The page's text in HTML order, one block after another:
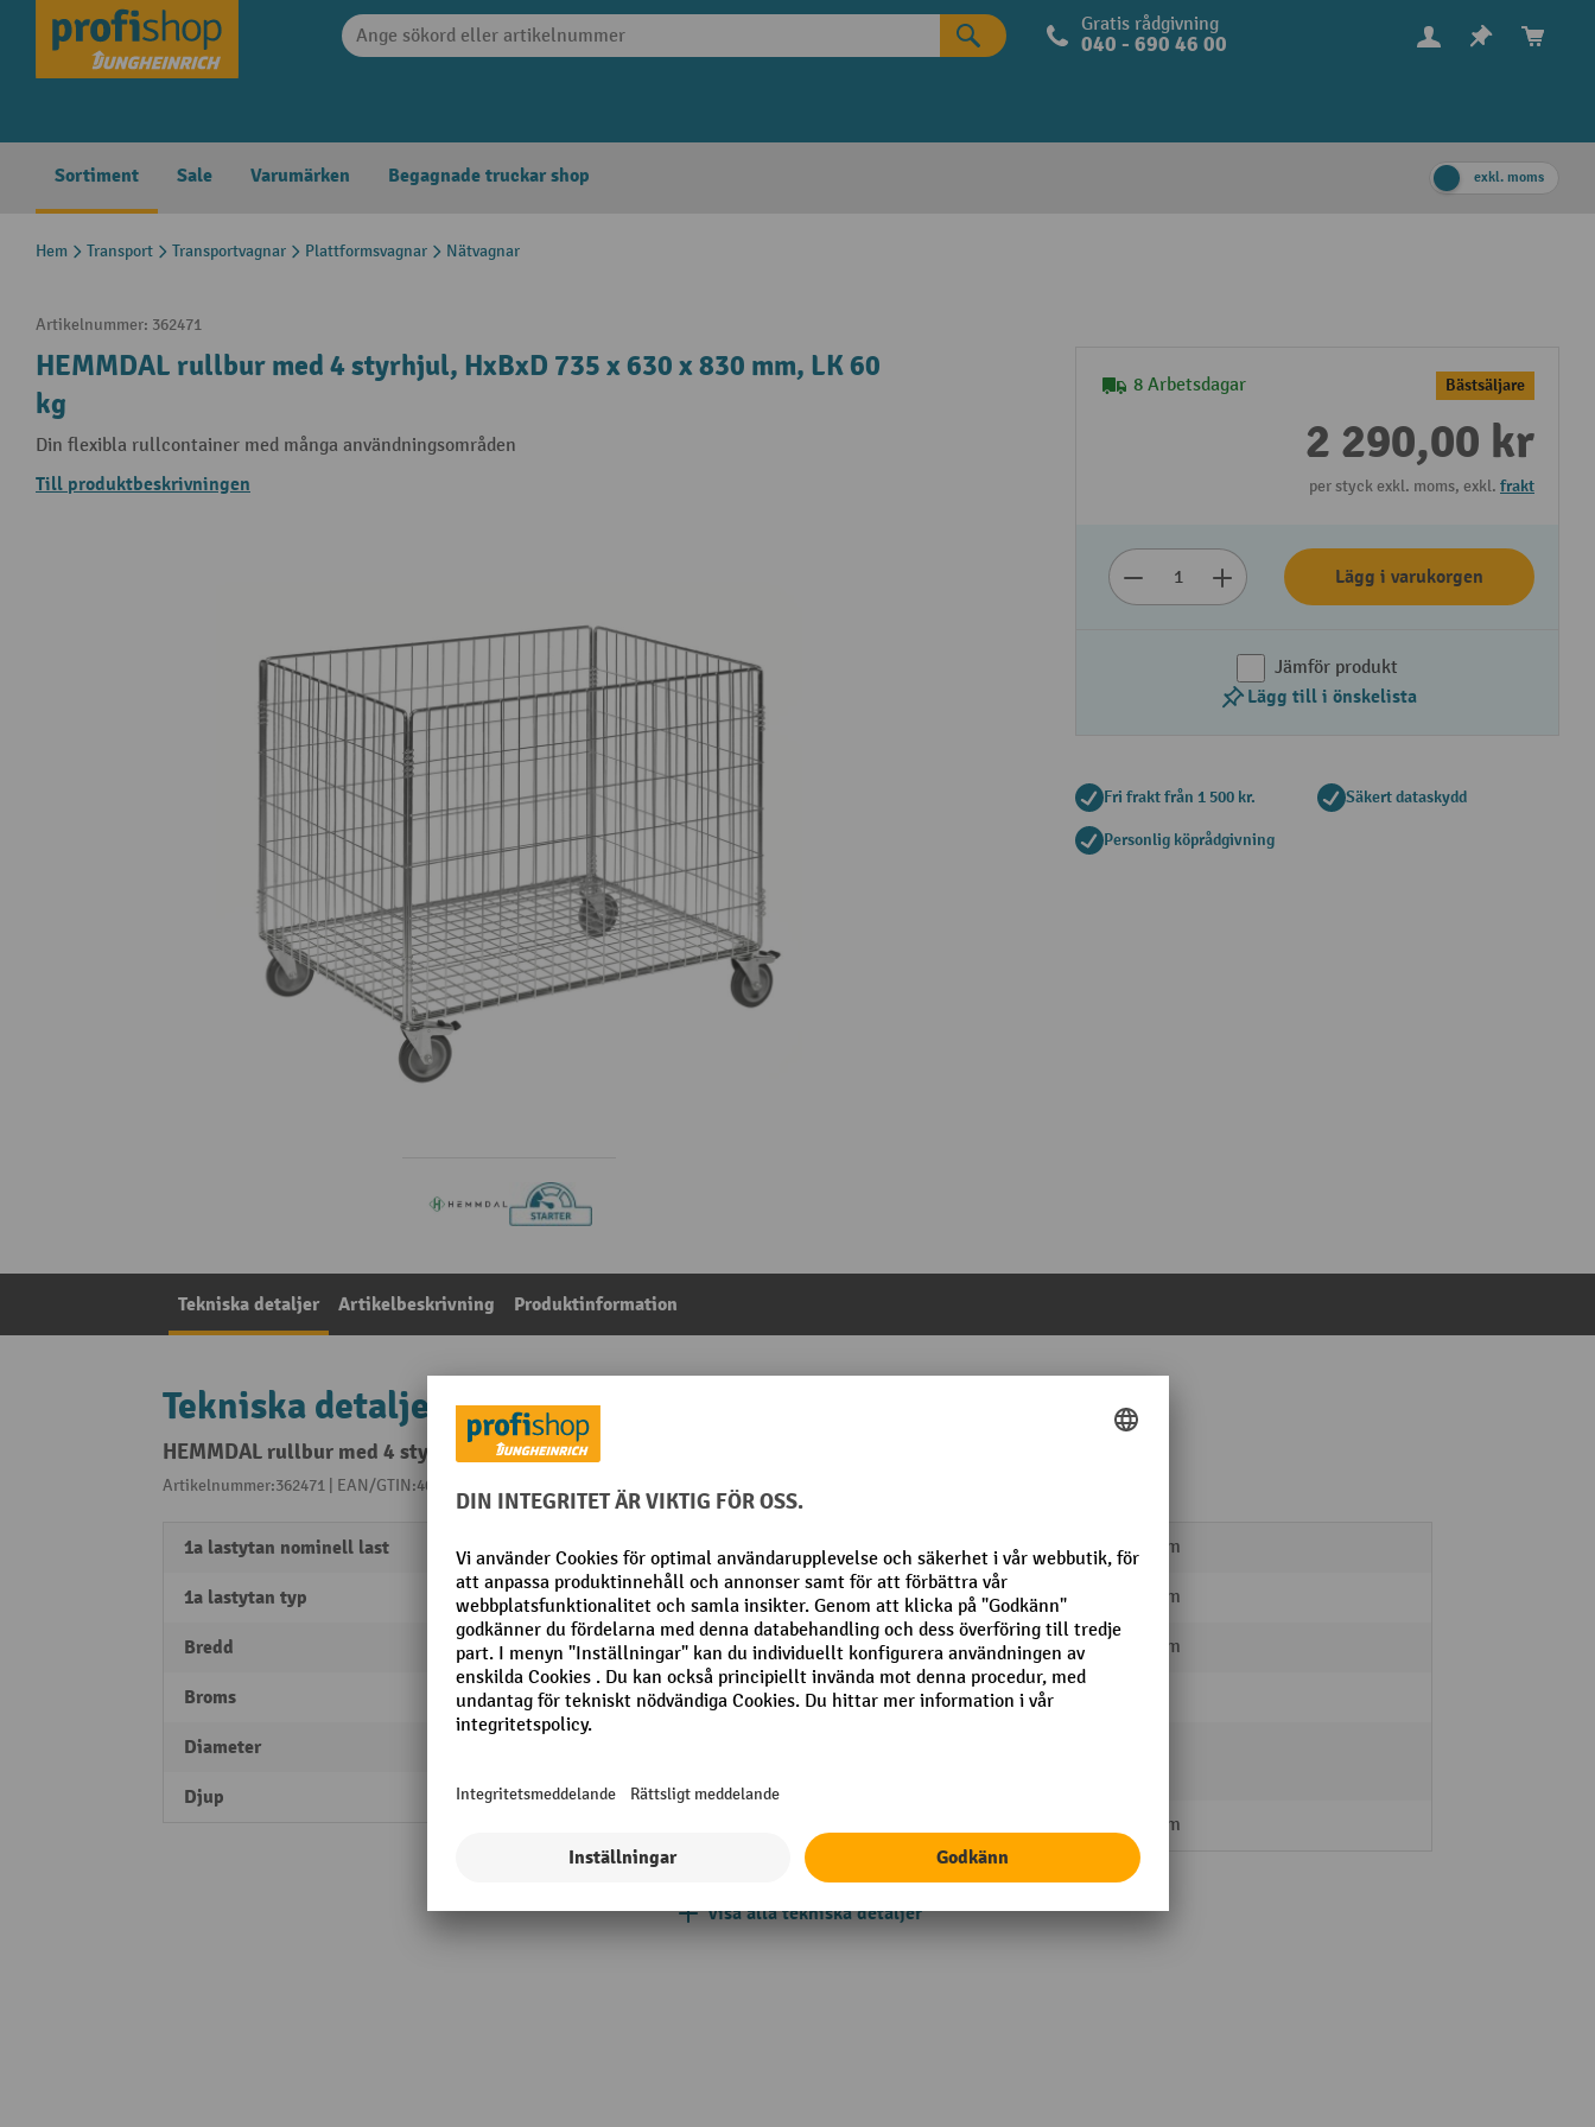
Hoppa till huvudnavigering Gratis rådgivning
040 - 690 46 00
Sortiment Sale Varumärken Begagnade truckar shop exkl. moms
Hem Transport Transportvagnar Plattformsvagnar Nätvagnar
Artikelnummer: 362471
HEMMDAL rullbur med 4 styrhjul, HxBxD 735 x 630 x 830 mm, LK 60
kg
Din flexibla rullcontainer med många användningsområden
Till produktbeskrivningen
8 Arbetsdagar Bästsäljare
2 290,00 kr
per styck exkl. moms, exkl. frakt
Lägg i varukorgen
Jämför produkt
Lägg till i önskelista
Fri frakt från 1 500 kr. Säkert dataskydd
Personlig köprådgivning
Tekniska detaljer Artikelbeskrivning Produktinformation
Tekniska detaljer
HEMMDAL rullbur med 4 styrhjul, HxBxD 735 x 630 x 830 mm, LK 60 kg
Artikelnummer:362471 | EAN/GTIN:4055091249650 Från kategorin:
1a lastytan nominell last 60 kg
1a lastytan typ Gallerkorg
Bredd 630 mm
Broms 2 parkeringsbromsar
Diameter
Djup 830 mm
Höjd 1a hyllplanet 125 mm
Lastyta bredd 630 mm
Lastyta djup 600 mm
Lastyta färg
100 mm
Visa alla tekniska detaljer